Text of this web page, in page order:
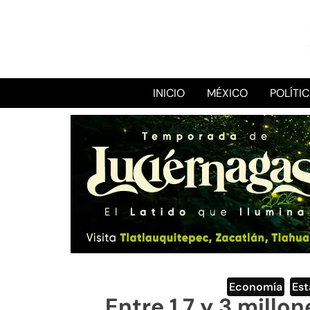
INICIO MÉXICO
Economía